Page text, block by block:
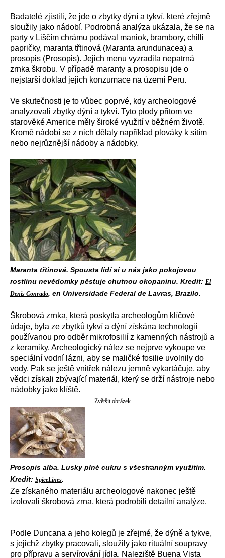
Badatelé zjistili, že jde o zbytky dýní a tykví, které zřejmě
sloužily jako nádobí. Podrobná analýza ukázala, že se na
party v Liščím chrámu podával maniok, brambory, chilli
papričky, maranta třtinová (Maranta arundunacea) a
prosopis (Prosopis). Jejich menu vyzradila nepatrná
zrnka škrobu. V případě maranty a prosopisu jde o
nejstarší doklad jejich konzumace na území Peru.
Ve skutečnosti je to vůbec poprvé, kdy archeologové
analyzovali zbytky dýní a tykví. Tyto plody přitom ve
starověké Americe měly široké využití v běžném životě.
Kromě nádobí se z nich dělaly například plováky k sítím
nebo nejrůznější nádoby a nádobky.
Maranta třtinová. Spousta lidí si u nás jako pokojovou
rostlinu nevědomky pěstuje chutnou okopaninu. Kredit: El
Denis Conrado, en Universidade Federal de Lavras, Brazilo.
Škrobová zrnka, která poskytla archeologům klíčové
údaje, byla ze zbytků tykví a dýní získána technologií
používanou pro odběr mikrofosilií z kamenných nástrojů a
z keramiky. Archeologický nález se nejprve vykoupe ve
speciální vodní lázni, aby se maličké fosilie uvolnily do
vody. Pak se ještě vnitřek nálezu jemně vykartáčuje, aby
vědci získali zbývající materiál, který se drží nástroje nebo
nádobky jako klíště.
Zvětšit obrázek
Prosopis alba. Lusky plné cukru s všestranným využitím.
Kredit: SpiceLines.
Ze získaného materiálu archeologové nakonec ještě
izolovali škrobová zrna, která podrobili detailní analýze.
Podle Duncana a jeho kolegů je zřejmé, že dýně a tykve,
s jejichž zbytky pracovali, sloužily jako rituální soupravy
pro přípravu a servírování jídla. Naleziště Buena Vista